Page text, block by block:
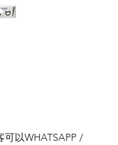
以WHATSAPP /